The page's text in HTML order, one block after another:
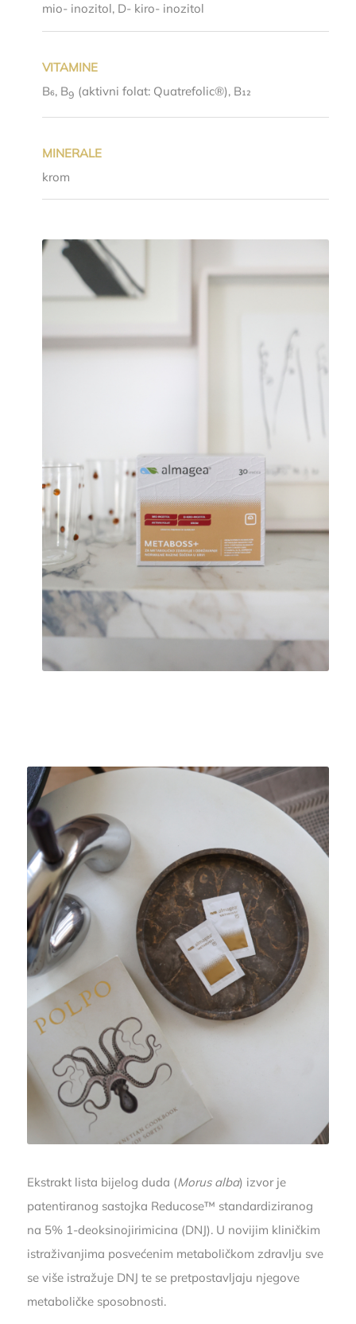
mio- inozitol, D- kiro- inozitol
VITAMINE
B₆, B9 (aktivni folat: Quatrefolic®), B₁₂
MINERALE
krom
Ekstrakt lista bijelog duda (Morus alba) izvor je
patentiranog sastojka Reducose™ standardiziranog
na 5% 1-deoksinojirimicina (DNJ). U novijim kliničkim
istraživanjima posvećenim metaboličkom zdravlju sve
se više istražuje DNJ te se pretpostavljaju njegove
metaboličke sposobnosti.